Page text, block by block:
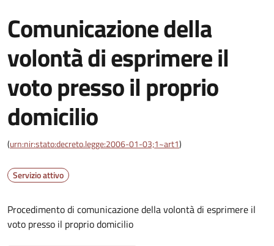
Comunicazione della
volontà di esprimere il
voto presso il proprio
domicilio
(urn:nir:stato:decreto.legge:2006-01-03;1~art1)
Servizio attivo
Procedimento di comunicazione della volontà di esprimere il
voto presso il proprio domicilio